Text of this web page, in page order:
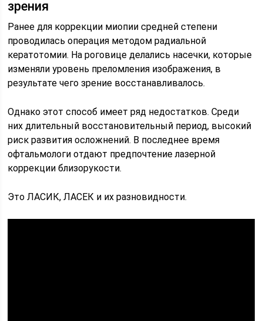
зрения
Ранее для коррекции миопии средней степени
проводилась операция методом радиальной
кератотомии. На роговице делались насечки, которые
изменяли уровень преломления изображения, в
результате чего зрение восстанавливалось.
Однако этот способ имеет ряд недостатков. Среди
них длительный восстановительный период, высокий
риск развития осложнений. В последнее время
офтальмологи отдают предпочтение лазерной
коррекции близорукости.
Это ЛАСИК, ЛАСЕК и их разновидности.